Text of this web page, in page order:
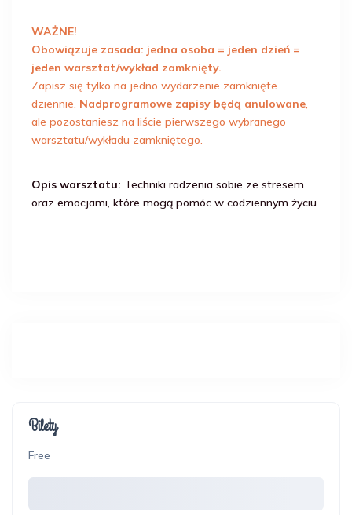
WAŻNE!
Obowiązuje zasada: jedna osoba = jeden dzień =
jeden warsztat/wykład zamknięty.
Zapisz się tylko na jedno wydarzenie zamknięte
dziennie. Nadprogramowe zapisy będą anulowane,
ale pozostaniesz na liście pierwszego wybranego
warsztatu/wykładu zamkniętego.
Opis warsztatu: Techniki radzenia sobie ze stresem
oraz emocjami, które mogą pomóc w codziennym życiu.
Bilety
Free